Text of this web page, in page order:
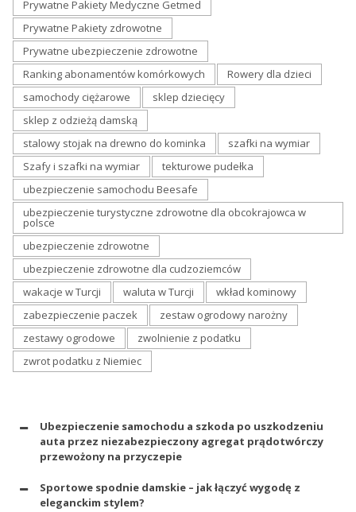
Prywatne Pakiety Medyczne Getmed
Prywatne Pakiety zdrowotne
Prywatne ubezpieczenie zdrowotne
Ranking abonamentów komórkowych
Rowery dla dzieci
samochody ciężarowe
sklep dziecięcy
sklep z odzieżą damską
stalowy stojak na drewno do kominka
szafki na wymiar
Szafy i szafki na wymiar
tekturowe pudełka
ubezpieczenie samochodu Beesafe
ubezpieczenie turystyczne zdrowotne dla obcokrajowca w
polsce
ubezpieczenie zdrowotne
ubezpieczenie zdrowotne dla cudzoziemców
wakacje w Turcji
waluta w Turcji
wkład kominowy
zabezpieczenie paczek
zestaw ogrodowy narożny
zestawy ogrodowe
zwolnienie z podatku
zwrot podatku z Niemiec
Ubezpieczenie samochodu a szkoda po uszkodzeniu
auta przez niezabezpieczony agregat prądotwórczy
przewożony na przyczepie
Sportowe spodnie damskie – jak łączyć wygodę z
eleganckim stylem?